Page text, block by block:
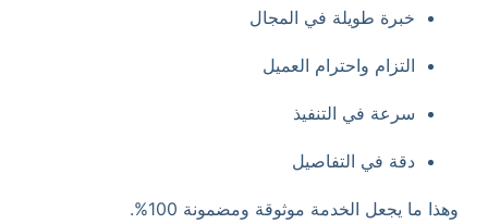
خبرة طويلة في المجال
التزام واحترام العميل
سرعة في التنفيذ
دقة في التفاصيل
وهذا ما يجعل الخدمة موثوقة ومضمونة 100%.